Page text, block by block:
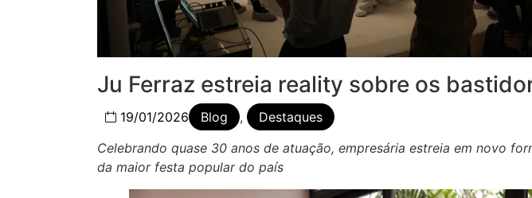
Ju Ferraz estreia reality sobre os
19/01/2026 Blog ,
Destaques
Celebrando quase 30 anos de atuação, empresária estreia em novo
da maior festa popular do país